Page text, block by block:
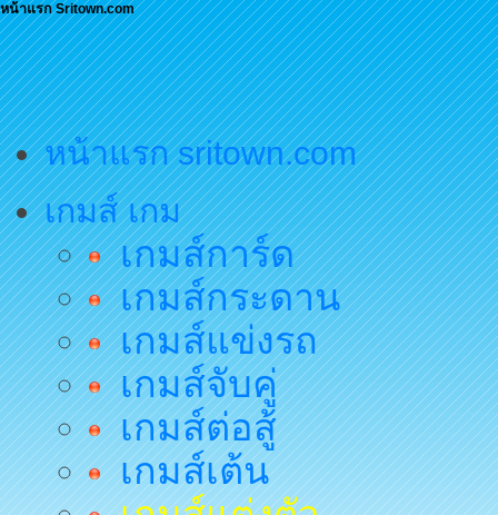
หน้าแรก Sritown.com
หน้าแรก sritown.com
เกมส์ เกม
เกมส์การ์ด
เกมส์กระดาน
เกมส์แข่งรถ
เกมส์จับคู่
เกมส์ต่อสู้
เกมส์เต้น